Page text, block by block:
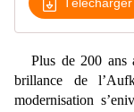
Plus de 200 ans
brillance de
modernisation